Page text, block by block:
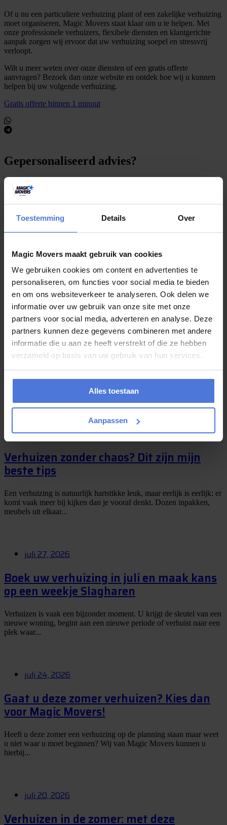
Toestemming Details Over
Magic Movers maakt gebruik van cookies
We gebruiken cookies om content en advertenties te
personaliseren, om functies voor social media te bieden
en om ons websiteverkeer te analyseren. Ook delen we
informatie over uw gebruik van onze site met onze
partners voor social media, adverteren en analyse. Deze
partners kunnen deze gegevens combineren met andere
informatie die u aan ze heeft verstrekt of die ze hebben
verzameld op basis van uw gebruik van hun services.
Alles toestaan
Aanpassen
Of u nu een particuliere verhuizing plant of een zakelijke verhuizing
moet organiseren, Magic Movers staat klaar om u te helpen. Met
onze professionele verhuizers, flexibele diensten en klantgerichte
aanpak zorgen wij ervoor dat uw verhuizing soepel en stressvrij
verloopt.
Wilt u meer weten over onze diensten of een gratis offerte
aanvragen? Bezoek dan onze website en ontdek hoe wij u kunnen
helpen bij uw volgende verhuizing.
Gratis offerte binnen 1 minuut
Gepersonaliseerd advies?
Onze experts staan voor u klaar voor elke vraag!
Stel een vraag
Meer artikelen
juli 30, 2026
Wie wint onze Slagharen-winactie? Op 1
augustus maken we de winnaar bekend!
De spanning loopt op, want de winnaar van onze Slagharen-
winactie wordt bijna bekendgemaakt! De afgelopen periode kon u
via Magic Movers kans maken op een...
juli 29, 2026
Verhuizen zonder chaos? Dit zijn mijn
beste tips
Een verhuizing is natuurlijk hartstikke leuk, maar eerlijk is eerlijk: er
komt vaak meer bij kijken dan je vooraf denkt. Dozen inpakken,
meubels uit elkaar...
juli 27, 2026
Boek uw verhuizing in juli en maak kans
op een weekje Slagharen
Verhuizen is vaak een bijzonder moment. U krijgt de sleutel van een
nieuwe woning, begint aan een nieuwe periode of verhuist naar een
plek waar...
juli 24, 2026
Gaat u deze zomer verhuizen? Kies dan
voor Magic Movers!
Heeft u deze zomer een verhuizing op de planning staan maar weet
u niet waar u moet beginnen? Wij van Magic Movers kunnen u
hierbij...
juli 20, 2026
Verhuizen in de zomer: met deze